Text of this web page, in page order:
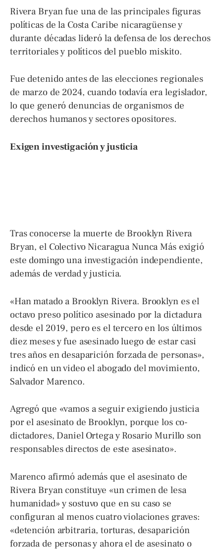
Rivera Bryan fue una de las principales figuras
políticas de la Costa Caribe nicaragüense y
durante décadas lideró la defensa de los derechos
territoriales y políticos del pueblo miskito.
Fue detenido antes de las elecciones regionales
de marzo de 2024, cuando todavía era legislador,
lo que generó denuncias de organismos de
derechos humanos y sectores opositores.
Exigen investigación y justicia
Tras conocerse la muerte de Brooklyn Rivera
Bryan, el Colectivo Nicaragua Nunca Más exigió
este domingo una investigación independiente,
además de verdad y justicia.
«Han matado a Brooklyn Rivera. Brooklyn es el
octavo preso político asesinado por la dictadura
desde el 2019, pero es el tercero en los últimos
diez meses y fue asesinado luego de estar casi
tres años en desaparición forzada de personas»,
indicó en un video el abogado del movimiento,
Salvador Marenco.
Agregó que «vamos a seguir exigiendo justicia
por el asesinato de Brooklyn, porque los co-
dictadores, Daniel Ortega y Rosario Murillo son
responsables directos de este asesinato».
Marenco afirmó además que el asesinato de
Rivera Bryan constituye «un crimen de lesa
humanidad» y sostuvo que en su caso se
configuran al menos cuatro violaciones graves:
«detención arbitraria, torturas, desaparición
forzada de personas y ahora el de asesinato o